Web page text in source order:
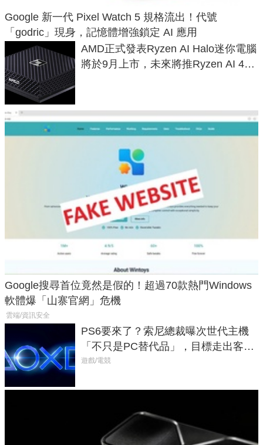
Google 新一代 Pixel Watch 5 規格流出！代號
「godric」現身，記憶體增強鎖定 AI 應用
AMD正式發表Ryzen AI Halo迷你電腦
將於9月上市，未來將推Ryzen AI 400
Google搜尋首位竟然是假的！超過70款熱門Windows
軟體爆「山寨官網」危機
雲端/資訊安全
PS6要來了？索尼總裁曝次世代主機
「不只是PC替代品」，目標走出客
廳、進軍電競桌面
遊戲/電競